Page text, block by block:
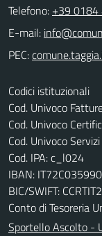
Telefono: +39
E-mail:
PEC:
Codici istituzionali
Cod. Univoco
Cod. Univoco
Cod. Univoco
Cod. IPA: c_l024
IBAN:
BIC/SWIFT:
Conto di Tesoreria
Sportello Ascolto -